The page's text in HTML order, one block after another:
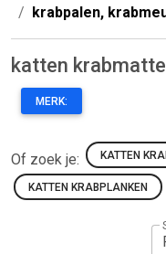
krabpalen,
katten
MERK:
Of zoek je: KATTEN
KATTEN KRABPLANKEN